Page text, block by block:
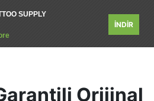
SUPPLY
İNDİR
Orijinal